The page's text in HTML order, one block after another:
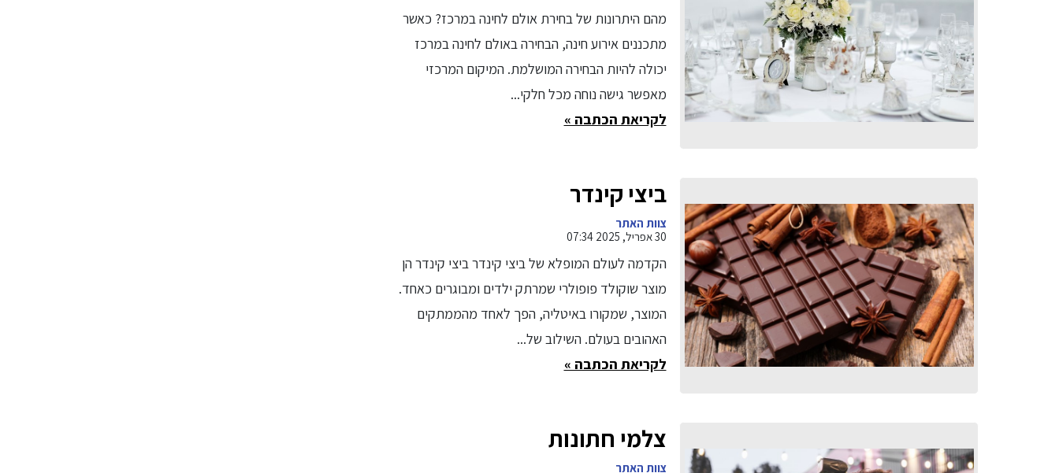
מהם היתרונות של בחירת אולם לחינה במרכז? כאשר
מתכננים אירוע חינה, הבחירה באולם לחינה במרכז
יכולה להיות הבחירה המושלמת. המיקום המרכזי
מאפשר גישה נוחה מכל חלקי...
לקריאת הכתבה »
ביצי קינדר
צוות האתר
30 אפריל, 2025 07:34
הקדמה לעולם המופלא של ביצי קינדר ביצי קינדר הן
מוצר שוקולד פופולרי שמרתק ילדים ומבוגרים כאחד.
המוצר, שמקורו באיטליה, הפך לאחד מהממתקים
האהובים בעולם. השילוב של...
לקריאת הכתבה »
צלמי חתונות
צוות האתר